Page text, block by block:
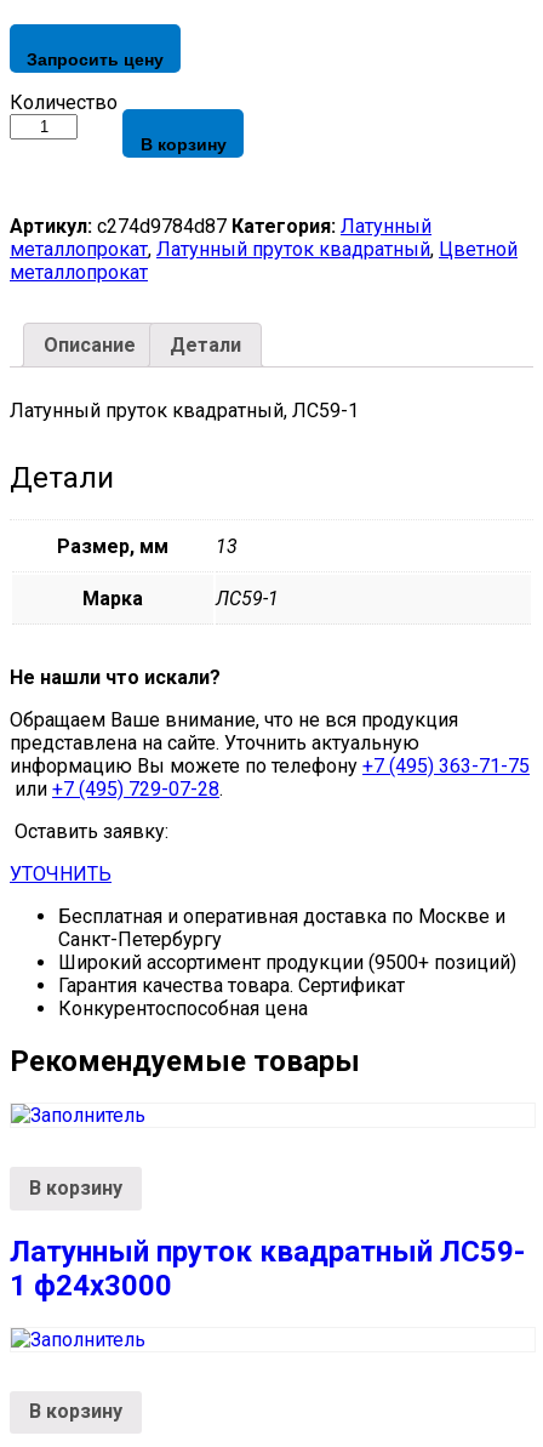
Запросить цену
Латунный
пруток
ф13х3000
quantity
Количество
В корзину
Артикул: c274d9784d87 Категория: Латунный
металлопрокат, Латунный пруток квадратный, Цветной
металлопрокат
Описание Детали
Латунный пруток квадратный, ЛС59-1
Детали
Размер, мм 13
Марка ЛС59-1
Не нашли что искали?
Обращаем Ваше внимание, что не вся продукция
представлена на сайте. Уточнить актуальную
информацию Вы можете по телефону +7 (495) 363-71-75
или +7 (495) 729-07-28.
Оставить заявку:
УТОЧНИТЬ
Бесплатная и оперативная доставка по Москве и
Санкт-Петербургу
Широкий ассортимент продукции (9500+ позиций)
Гарантия качества товара. Сертификат
Конкурентоспособная цена
Рекомендуемые товары
В корзину
Латунный пруток квадратный ЛС59-
1 ф24х3000
В корзину